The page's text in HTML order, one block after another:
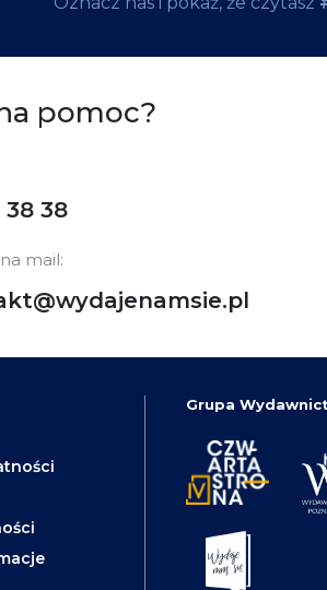
pomoc?
38 38
mail:
Grupa